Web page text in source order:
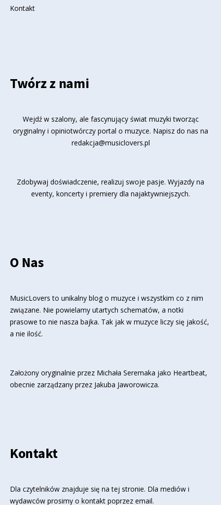
Kontakt
Twórz z nami
Wejdź w szalony, ale fascynujący świat muzyki tworząc
oryginalny i opiniotwórczy portal o muzyce. Napisz do nas na
redakcja@musiclovers.pl
Zdobywaj doświadczenie, realizuj swoje pasje. Wyjazdy na
eventy, koncerty i premiery dla najaktywniejszych.
O Nas
MusicLovers to unikalny blog o muzyce i wszystkim co z nim
związane. Nie powielamy utartych schematów, a notki
prasowe to nie nasza bajka. Tak jak w muzyce liczy się jakość,
a nie ilość.
Założony oryginalnie przez Michała Seremaka jako Heartbeat,
obecnie zarządzany przez Jakuba Jaworowicza.
Kontakt
Dla czytelników znajduje się na tej stronie. Dla mediów i
wydawców prosimy o kontakt poprzez email.